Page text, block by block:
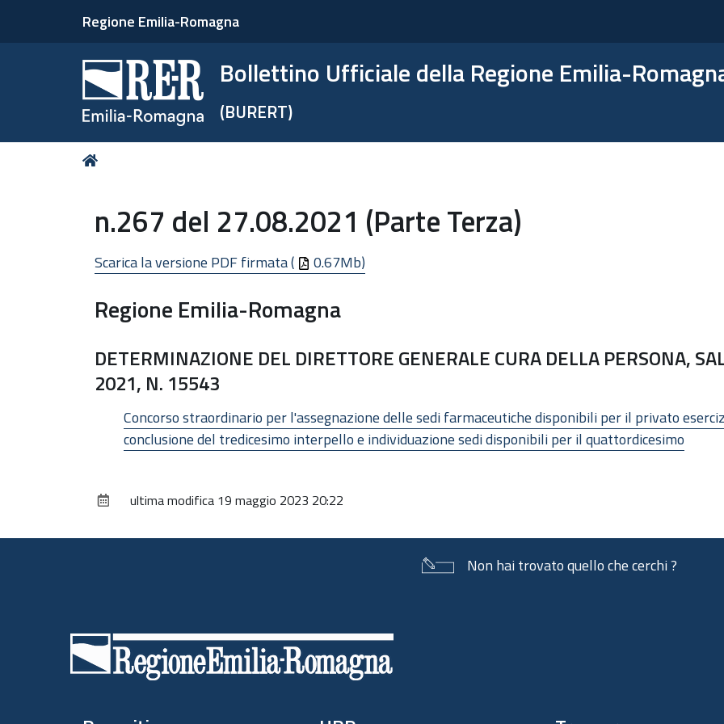
Regione Emilia-Romagna
Bollettino Ufficiale della Regione Emilia-
(BURERT)
Tu
n.267 del 27.08.2021 (Parte Terza)
Scarica la versione PDF firmata ( 0.67Mb)
Regione Emilia-Romagna
DETERMINAZIONE DEL DIRETTORE GENERALE CURA DELLA PERSONA,
2021, N. 15543
Concorso straordinario per l'assegnazione delle sedi farmaceutiche disponibili per il privato
conclusione del tredicesimo interpello e individuazione sedi disponibili per il quattordicesimo
ultima modifica 19 maggio 2023 20:22
Non hai trovato quello che cerchi ?